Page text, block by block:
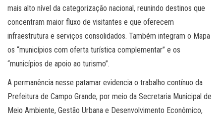
mais alto nível da categorização nacional, reunindo destinos que
concentram maior fluxo de visitantes e que oferecem
infraestrutura e serviços consolidados. Também integram o Mapa
os “municípios com oferta turística complementar” e os
“municípios de apoio ao turismo”.
A permanência nesse patamar evidencia o trabalho contínuo da
Prefeitura de Campo Grande, por meio da Secretaria Municipal de
Meio Ambiente, Gestão Urbana e Desenvolvimento Econômico,